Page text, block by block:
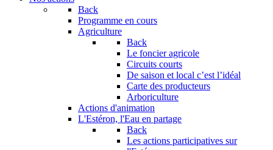
Back
Programme en cours
Agriculture
Back
Le foncier agricole
Circuits courts
De saison et local c’est l’idéal
Carte des producteurs
Arboriculture
Actions d'animation
L'Estéron, l'Eau en partage
Back
Les actions participatives sur